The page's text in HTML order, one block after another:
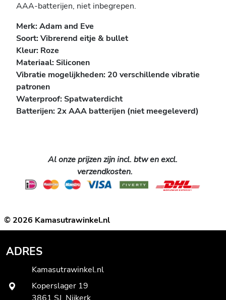
AAA-batterijen, niet inbegrepen.
Merk: Adam and Eve
Soort:Vibrerend eitje & bullet
Kleur: Roze
Materiaal: Siliconen
Vibratie mogelijkheden: 20 verschillende vibratie
patronen
Waterproof: Spatwaterdicht
Batterijen: 2x AAA batterijen (niet meegeleverd)
Al onze prijzen zijn incl. btw en excl.
verzendkosten.
© 2026 Kamasutrawinkel.nl
ADRES
Kamasutrawinkel.nl
Koperslager 19